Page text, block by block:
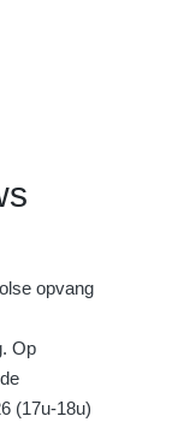
opvang
Op
(17u-18u)